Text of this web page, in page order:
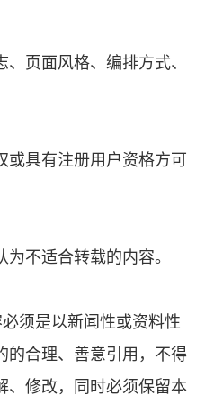
页面风格、编排方式、
或具有注册用户资格方可
不适合转载的内容。
须是以新闻性或资料性
的合理、善意引用，不得
、修改，同时必须保留本